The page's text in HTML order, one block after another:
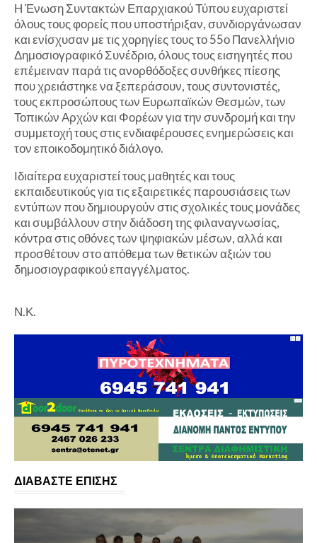
Η Ένωση Συντακτών Επαρχιακού Τύπου ευχαριστεί
όλους τους φορείς που υποστήριξαν, συνδιοργάνωσαν
και ενίσχυσαν με τις χορηγίες τους το 55ο Πανελλήνιο
Δημοσιογραφικό Συνέδριο, όλους τους εισηγητές που
επέμειναν παρά τις ανορθόδοξες συνθήκες πίεσης
που χρειάστηκε να ξεπεράσουν, τους συντονιστές,
τους εκπροσώπους των Ευρωπαϊκών Θεσμών, των
Τοπικών Αρχών και Φορέων για την συνδρομή και την
συμμετοχή τους στις ενδιαφέρουσες ενημερώσεις και
τον εποικοδομητικό διάλογο.
Ιδιαίτερα ευχαριστεί τους μαθητές και τους
εκπαιδευτικούς για τις εξαιρετικές παρουσιάσεις των
εντύπων που δημιουργούν στις σχολικές τους μονάδες
και συμβάλλουν στην διάδοση της φιλαναγνωσίας,
κόντρα στις οθόνες των ψηφιακών μέσων, αλλά και
προσθέτουν στο απόθεμα των θετικών αξιών του
δημοσιογραφικού επαγγέλματος.
Ν.Κ.
ΔΙΑΒΑΣΤΕ ΕΠΙΣΗΣ